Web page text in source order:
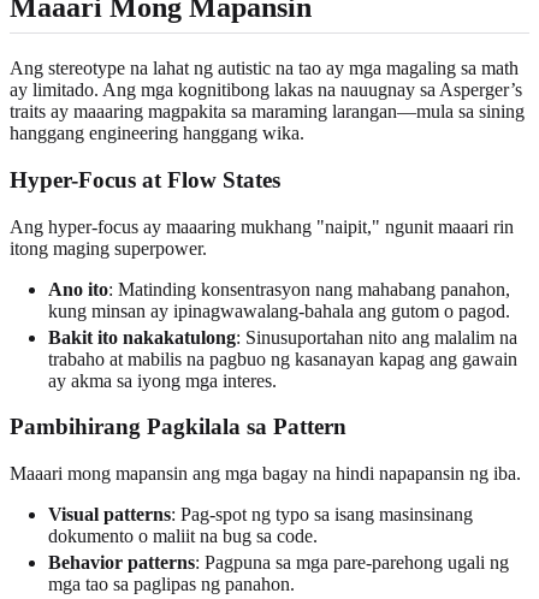
Maaari Mong Mapansin
Ang stereotype na lahat ng autistic na tao ay mga magaling sa math
ay limitado. Ang mga kognitibong lakas na nauugnay sa Asperger’s
traits ay maaaring magpakita sa maraming larangan—mula sa sining
hanggang engineering hanggang wika.
Hyper-Focus at Flow States
Ang hyper-focus ay maaaring mukhang "naipit," ngunit maaari rin
itong maging superpower.
Ano ito: Matinding konsentrasyon nang mahabang panahon,
kung minsan ay ipinagwawalang-bahala ang gutom o pagod.
Bakit ito nakakatulong: Sinusuportahan nito ang malalim na
trabaho at mabilis na pagbuo ng kasanayan kapag ang gawain
ay akma sa iyong mga interes.
Pambihirang Pagkilala sa Pattern
Maaari mong mapansin ang mga bagay na hindi napapansin ng iba.
Visual patterns: Pag-spot ng typo sa isang masinsinang
dokumento o maliit na bug sa code.
Behavior patterns: Pagpuna sa mga pare-parehong ugali ng
mga tao sa paglipas ng panahon.